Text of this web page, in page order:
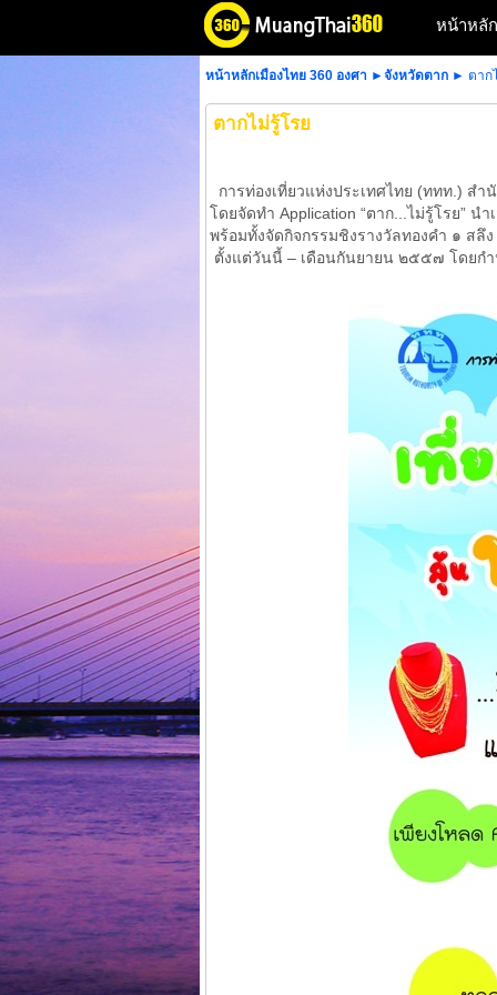
หน้าหลัก
หน้าหลักเมืองไทย 360 องศา ►จังหวัดตาก ► ตาก
ตากไม่รู้โรย
การท่องเที่ยวแห่งประเทศไทย (ททท.) สำ
โดยจัดทำ Application “ตาก...ไม่รู้โรย”
พร้อมทั้งจัดกิจกรรมชิงรางวัลทองคำ ๑ สลึ
ตั้งแต่วันนี้ – เดือนกันยายน ๒๕๕๗ โดย